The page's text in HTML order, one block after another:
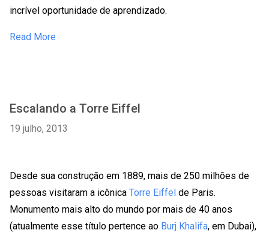
incrível oportunidade de aprendizado.
Read More
Escalando a Torre Eiffel
19 julho, 2013
Desde sua construção em 1889, mais de 250 milhões de
pessoas visitaram a icônica Torre Eiffel de Paris.
Monumento mais alto do mundo por mais de 40 anos
(atualmente esse título pertence ao Burj Khalifa, em Dubai),